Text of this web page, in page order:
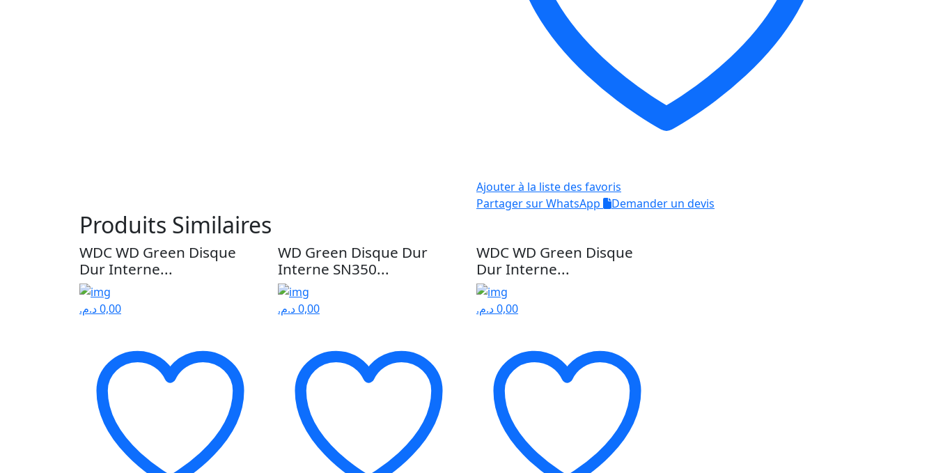
Ajouter à la liste des favoris
Partager sur WhatsApp
Demander un devis
Produits Similaires
WDC WD Green Disque
Dur Interne...
0,00د.م.
WD Green Disque Dur
Interne SN350...
0,00د.م.
WDC WD Green Disque
Dur Interne...
0,00د.م.